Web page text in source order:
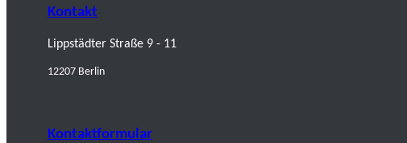
Kontakt
Lippstädter Straße 9 - 11
12207 Berlin
Kontaktformular